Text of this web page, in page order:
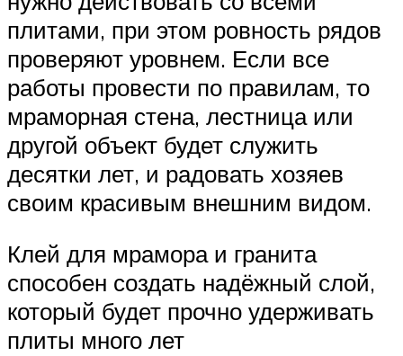
плитами, при этом ровность рядов
проверяют уровнем. Если все
работы провести по правилам, то
мраморная стена, лестница или
другой объект будет служить
десятки лет, и радовать хозяев
своим красивым внешним видом.
Клей для мрамора и гранита
способен создать надёжный слой,
который будет прочно удерживать
плиты много лет